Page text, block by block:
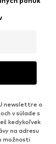
newslettre o
v súlade s
kedykoľvek
na adresu
možnosti